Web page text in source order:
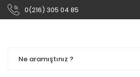
0(216) 305 04 85